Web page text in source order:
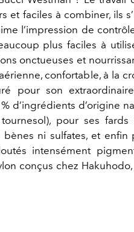
et faciles à combiner, ils
l’impression de
plus faciles à
onctueuses et
confortable, à la
pour son
d’ingrédients d’origine
pour ses fards
bènes ni sulfates, et
intensément
conçus chez